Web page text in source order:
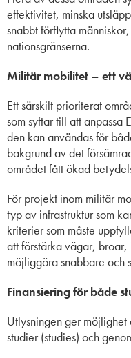
effektivitet, minska
snabbt förflytta
nationsgränserna.
Militär mobilitet – ett
Ett särskilt prioriterat
som syftar till att anpassa
den kan användas för
bakgrund av det
området fått ökad
För projekt inom militär
typ av infrastruktur som
kriterier som måste
att förstärka vägar,
möjliggöra snabbare och
Finansiering för både
Utlysningen ger
studier (studies) och